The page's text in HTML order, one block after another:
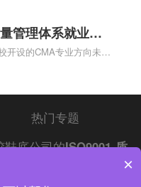
体系认证知识，详情可
管理体系就业方
与认证就业方向
开设的CMA专业方向未来
向如何、cma就业方向有
向、大学生考完cma，就
iso体系认证知识，详情
热门专题
鞋底公司的ISO9001 质
×